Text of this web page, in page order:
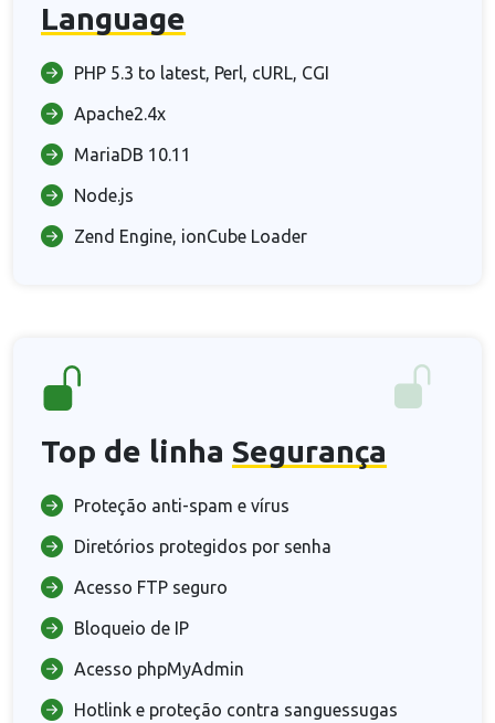
Language
PHP 5.3 to latest, Perl, cURL, CGI
Apache2.4x
MariaDB 10.11
Node.js
Zend Engine, ionCube Loader
Top de linha Segurança
Proteção anti-spam e vírus
Diretórios protegidos por senha
Acesso FTP seguro
Bloqueio de IP
Acesso phpMyAdmin
Hotlink e proteção contra sanguessugas